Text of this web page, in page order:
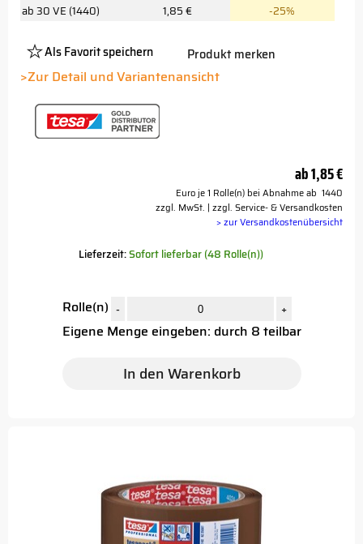
ab 30 VE (1440)
1,85 € -25%
Als Favorit speichern
Platzhalter
Button
Produkt merken
>Zur Detail und Variantenansicht
ab1,85 €
Euro je 1 Rolle(n) bei Abnahme ab 1440
zzgl. MwSt. | zzgl. Service- & Versandkosten
> zur Versandkostenübersicht
Lieferzeit:Sofort lieferbar (48 Rolle(n))
Rolle(n) - +
Eigene Menge eingeben: durch 8 teilbar
In den Warenkorb